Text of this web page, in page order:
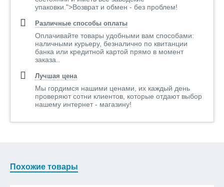
упаковки.">Возврат и обмен - без проблем!
Различные способы оплаты
Оплачивайте товары удобными вам способами:
наличными курьеру, безналично по квитанции
банка или кредитной картой прямо в момент
заказа..
Лучшая цена
Мы гордимся нашими ценами, их каждый день
проверяют сотни клиентов, которые отдают выбор
нашему интернет - магазину!
Похожие товары